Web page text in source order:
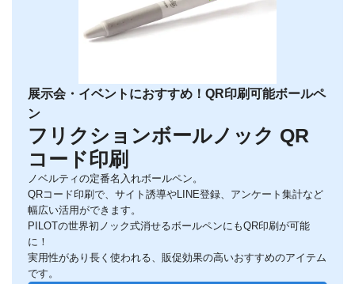
展示会・イベントにおすすめ！QR印刷可能ボールペ
ン
フリクションボールノック QR
コード印刷
ノベルティの定番名入れボールペン。
QRコード印刷で、サイト誘導やLINE登録、アンケート集計など
幅広い活用ができます。
PILOTの世界初ノック式消せるボールペンにもQR印刷が可能
に！
実用性があり長く使われる、販促効果の高いおすすめのアイテム
です。